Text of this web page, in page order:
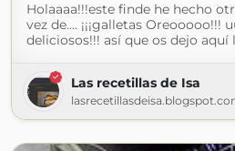
Holaaaa!!!este finde he hecho
vez de.... ¡¡¡galletas Oreooooo!!!
deliciosos!!! así que os dejo aquí
Las recetillas de Isa